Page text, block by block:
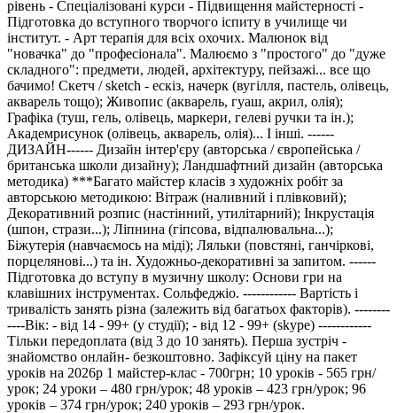
рівень - Спеціалізовані курси - Підвищення майстерності -
Підготовка до вступного творчого іспиту в училище чи
інститут. - Арт терапія для всіх охочих. Малюнок від
"новачка" до "професіонала". Малюємо з "простого" до "дуже
складного": предмети, людей, архітектуру, пейзажі... все що
бачимо! Скетч / sketch - ескіз, начерк (вугілля, пастель, олівець,
акварель тощо); Живопис (акварель, гуаш, акрил, олія);
Графіка (туш, гель, олівець, маркери, гелеві ручки та ін.);
Академрисунок (олівець, акварель, олія)... І інші. ------
ДИЗАЙН------ Дизайн інтер'єру (авторська / європейська /
британська школи дизайну); Ландшафтний дизайн (авторська
методика) ***Багато майстер класів з художніх робіт за
авторською методикою: Вітраж (наливний і плівковий);
Декоративний розпис (настінний, утилітарний); Інкрустація
(шпон, стрази...); Ліпнина (гіпсова, відпалювальна...);
Біжутерія (навчаємось на міді); Ляльки (повстяні, ганчіркові,
порцелянові...) та ін. Художньо-декоративні за запитом. ------
Підготовка до вступу в музичну школу: Основи гри на
клавішних інструментах. Сольфеджіо. ------------ Вартість і
тривалість занять різна (залежить від багатьох факторів). --------
----Вік: - від 14 - 99+ (у студії); - від 12 - 99+ (skype) ------------
Тільки передоплата (від 3 до 10 занять). Перша зустріч -
знайомство онлайн- безкоштовно. Зафіксуй ціну на пакет
уроків на 2026р 1 майстер-клас - 700грн; 10 уроків - 565 грн/
урок; 24 уроки – 480 грн/урок; 48 уроків – 423 грн/урок; 96
уроків – 374 грн/урок; 240 уроків – 293 грн/урок.